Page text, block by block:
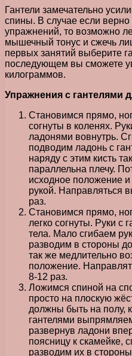
Гантели замечательно
спины. В случае если
упражнений, то возможно
мышечный тонус и сжечь
первых занятий выберите
последующем вы сможете
килограммов.
Упражнения с гантелями
Становимся прямо,
согнуты в коленях.
ладонями вовнутрь.
подводим ладонь с
наряду с этим кисть
параллельна плечу.
исходное положение
рукой. Направляться
раз.
Становимся прямо,
легко согнуты. Руки с
тела. Мало сгибаем
разводим в стороны
так же медлительно
положение.
8-12 раз.
Ложимся спиной на
просто на плоскую
должны быть на полу,
гантелями
развернув ладони
поясницу к скамейке,
разводим их в